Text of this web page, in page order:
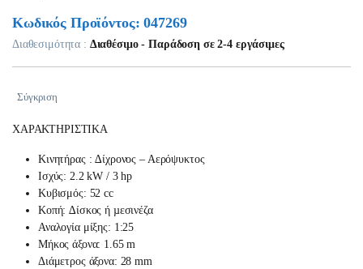
Κωδικός Προϊόντος: 047269
Διαθεσιμότητα : Διαθέσιμο - Παράδοση σε 2-4 εργάσιμες
Σύγκριση
ΧΑΡΑΚΤΗΡΙΣΤΙΚΑ
Κινητήρας : ∆ίχρονος – Αερόψυκτος
Ισχύς: 2.2 kW / 3 hp
Κυβισμός: 52 cc
Κοπή: ∆ίσκος ή µεσινέζα
Αναλογία μίξης: 1:25
Μήκος άξονα: 1.65 m
Διάμετρος άξονα: 28 mm